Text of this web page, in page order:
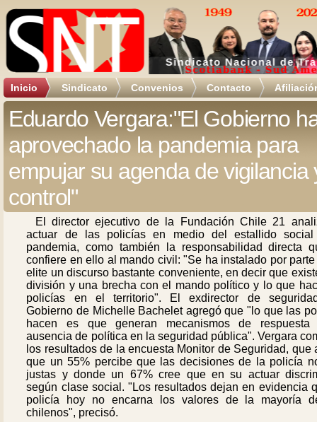
Inicio Sindicato Convenios Contacto
Eduardo Vergara:"El Gobierno
aprovechado la pandemia para
empujar su agenda de vigilancia
control"
El director ejecutivo de la Fundación Chile 21
actuar de las policías en medio del estallido
pandemia, como también la responsabilidad directa
confiere en ello al mando civil: "Se ha instalado por
elite un discurso bastante conveniente, en decir que
división y una brecha con el mando político y lo que
policías en el territorio". El exdirector de
Gobierno de Michelle Bachelet agregó que "lo que las
hacen es que generan mecanismos de
ausencia de política en la seguridad pública". Vergara
los resultados de la encuesta Monitor de Seguridad, que
que un 55% percibe que las decisiones de la policía
justas y donde un 67% cree que en su actuar
según clase social. "Los resultados dejan en evidencia
policía hoy no encarna los valores de la mayoría
chilenos", precisó.